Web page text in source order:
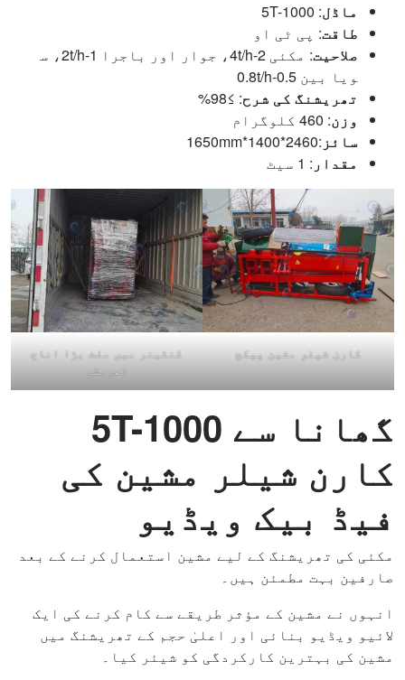
ماڈل: 5T-1000
طاقت: پی ٹی او
صلاحیت
: مکئی 2-4t/h، جوار اور باجرا 1-2t/h، س
ویا بین 0.5-0.8t/h
تھریشنگ کی شرح: ≥98%
وزن: 460 کلوگرام
سائز :2460*1400*1650mm
مقدار : 1 سیٹ
کارن شیلر مشین پیکج
کنٹینر میں ملٹ بڑا اناج
تھریشر
گھانا سے 5T-1000
کارن شیلر مشین کی
فیڈ بیک ویڈیو
مکئی کی تھریشنگ کے لیے مشین استعمال کرنے کے بعد
صارفین بہت مطمئن ہیں۔
انہوں نے مشین کے مؤثر طریقے سے کام کرنے کی ایک
لائیو ویڈیو بنائی اور اعلیٰ حجم کے تھریشنگ میں
مشین کی بہترین کارکردگی کو شیئر کیا۔